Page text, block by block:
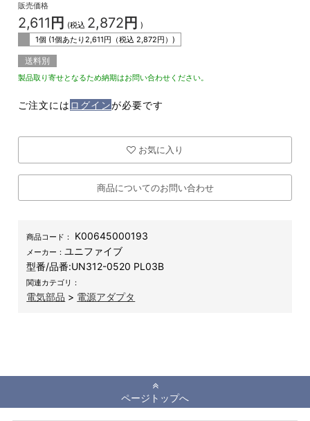
販売価格
2,611 円 (税込 2,872 円 )
1個 (1個あたり2,611円（税込2,872円）)
送料別
製品取り寄せとなるため納期はお問い合わせください。
ご注文には ログインが必要です
お気に入り
商品についてのお問い合わせ
商品コード： K00645000193
メーカー：ユニファイブ
型番/品番:UN312-0520 PL03B
関連カテゴリ：
電気部品 > 電源アダプタ
ページトップへ